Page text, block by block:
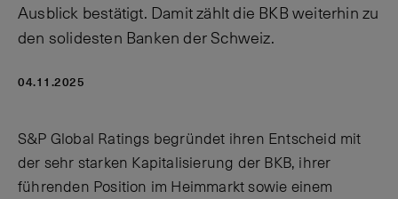
Ausblick bestätigt. Damit zählt die BKB weiterhin zu
den solidesten Banken der Schweiz.
04.11.2025
S&P Global Ratings begründet ihren Entscheid mit
der sehr starken Kapitalisierung der BKB, ihrer
führenden Position im Heimmarkt sowie einem